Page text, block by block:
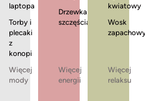
laptopa
Torby i
plecaki
z
konopi
Więcej
mody
Drzewka
szczęścia
Więcej
energii
kwiatowy
Wosk
Więcej
relaksu